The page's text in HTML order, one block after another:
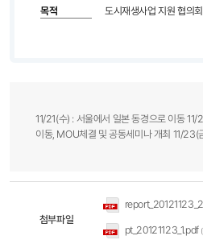
목적 도시재생사업 지원 협의
11/21(수) : 서울에서 일본 동경으로 이동
이동, MOU체결 및 공동세미나 개최 11/23(
첨부파일
pt_20121123_1.pdf